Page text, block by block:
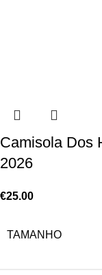
Camisola Dos
2026
€25.00
TAMANHO